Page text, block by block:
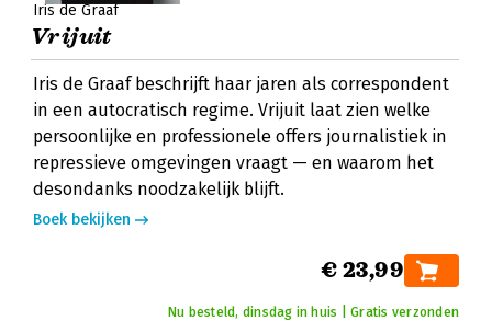
Iris de Graaf
Vrijuit
Iris de Graaf beschrijft haar jaren als correspondent
in een autocratisch regime. Vrijuit laat zien welke
persoonlijke en professionele offers journalistiek in
repressieve omgevingen vraagt — en waarom het
desondanks noodzakelijk blijft.
Boek bekijken
€ 23,99
Nu besteld, dinsdag in huis | Gratis verzonden